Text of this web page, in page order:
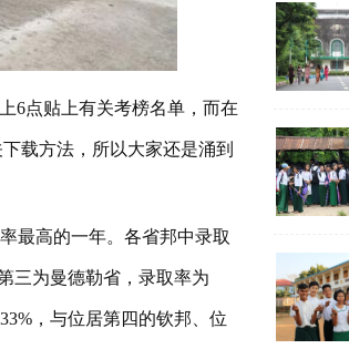
6点贴上有关考榜名单，而在
载方法，所以大家还是涌到
最高的一年。各省邦中录取
三为曼德勒省，录取率为
，与位居第四的钦邦、位